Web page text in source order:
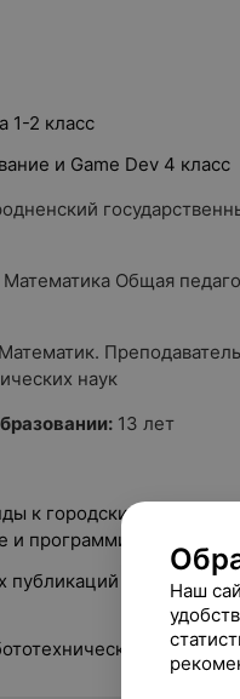
1-2 класс
и Game Dev 4 класс
Математика Общая
Математик.
наук
13 лет
к городским и
и программированию
публикаций по
Наш